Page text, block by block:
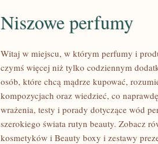
Niszowe perfumy
Witaj w miejscu, w którym perfumy i
czymś więcej niż tylko codziennym
osób, które chcą mądrze kupować,
kompozycjach oraz wiedzieć, co
wrażenia, testy i porady dotyczące wód
szerokiego świata rutyn beauty. Zobacz
kosmetyków i Beauty boxy i zestawy